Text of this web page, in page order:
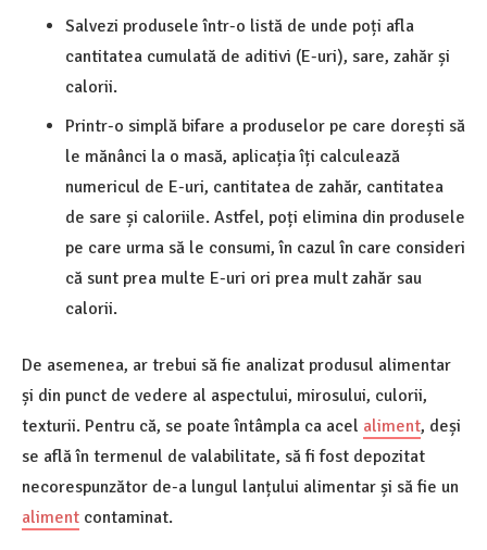
Salvezi produsele într-o listă de unde poți afla
cantitatea cumulată de aditivi (E-uri), sare, zahăr și
calorii.
Printr-o simplă bifare a produselor pe care dorești să
le mănânci la o masă, aplicația îți calculează
numericul de E-uri, cantitatea de zahăr, cantitatea
de sare și caloriile. Astfel, poți elimina din produsele
pe care urma să le consumi, în cazul în care consideri
că sunt prea multe E-uri ori prea mult zahăr sau
calorii.
De asemenea, ar trebui să fie analizat produsul alimentar
și din punct de vedere al aspectului, mirosului, culorii,
texturii. Pentru că, se poate întâmpla ca acel aliment, deși
se află în termenul de valabilitate, să fi fost depozitat
necorespunzător de-a lungul lanțului alimentar și să fie un
aliment contaminat.